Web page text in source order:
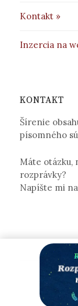
Kontakt »
Inzercia na
KONTAKT
Šírenie
písomného
Máte otázku,
rozprávky?
Napíšte mi na